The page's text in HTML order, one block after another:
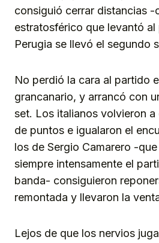
consiguió cerrar distancias -
estratosférico que levantó
Perugia se llevó el segundo
No perdió la cara al partido
grancanario, y arrancó con
set. Los italianos volvieron a
de puntos e igualaron el
los de Sergio Camarero -
siempre intensamente el
banda- consiguieron
remontada y llevaron la
Lejos de que los nervios